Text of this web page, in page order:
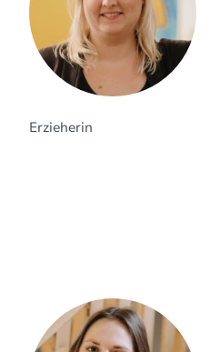
Erzieherin